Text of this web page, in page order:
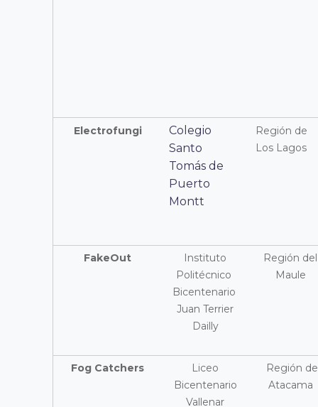
Electrofungi
Colegio
Santo
Tomás de
Puerto
Montt
Región de
Los Lagos
FakeOut
Instituto
Politécnico
Bicentenario
Juan Terrier
Dailly
Región del
Maule
Fog Catchers
Liceo
Bicentenario
Vallenar
Región de
Atacama